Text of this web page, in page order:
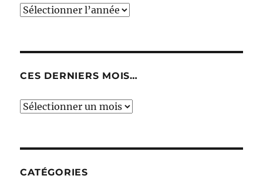
CES DERNIERS MOIS…
Ces
CATÉGORIES